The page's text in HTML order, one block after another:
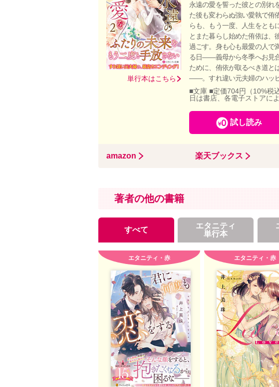
単行本はこちら
永遠の愛を誓った彼との別れ
た後も変わらぬ強い愛執で
らも、もう一度、人生をとも
とまた暮らし始めた侑依は、
過ごす。身も心も最愛の人で
る日――義母から冬季へお見
ために、侑依が取るべき道
――。すれ違い元夫婦のハッ
■文庫 ■定価704円（10%税
日は書店、各電子ストアに
試し読み
amazon 楽天ブックス
著者の他の書籍
すべて
エタニティ
単行本
エタニティ・赤 エタニティ・赤